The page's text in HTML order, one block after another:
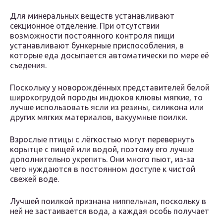
Для минеральных веществ устанавливают
секционное отделение. При отсутствии
возможности постоянного контроля пищи
устанавливают бункерные приспособления, в
которые еда досыпается автоматически по мере её
съедения.
Поскольку у новорождённых представителей белой
широкогрудой породы индюков клювы мягкие, то
лучше использовать ясли из резины, силикона или
других мягких материалов, вакуумные поилки.
Взрослые птицы с лёгкостью могут перевернуть
корытце с пищей или водой, поэтому его лучше
дополнительно укрепить. Они много пьют, из-за
чего нуждаются в постоянном доступе к чистой
свежей воде.
Лучшей поилкой признана ниппельная, поскольку в
ней не застаивается вода, а каждая особь получает